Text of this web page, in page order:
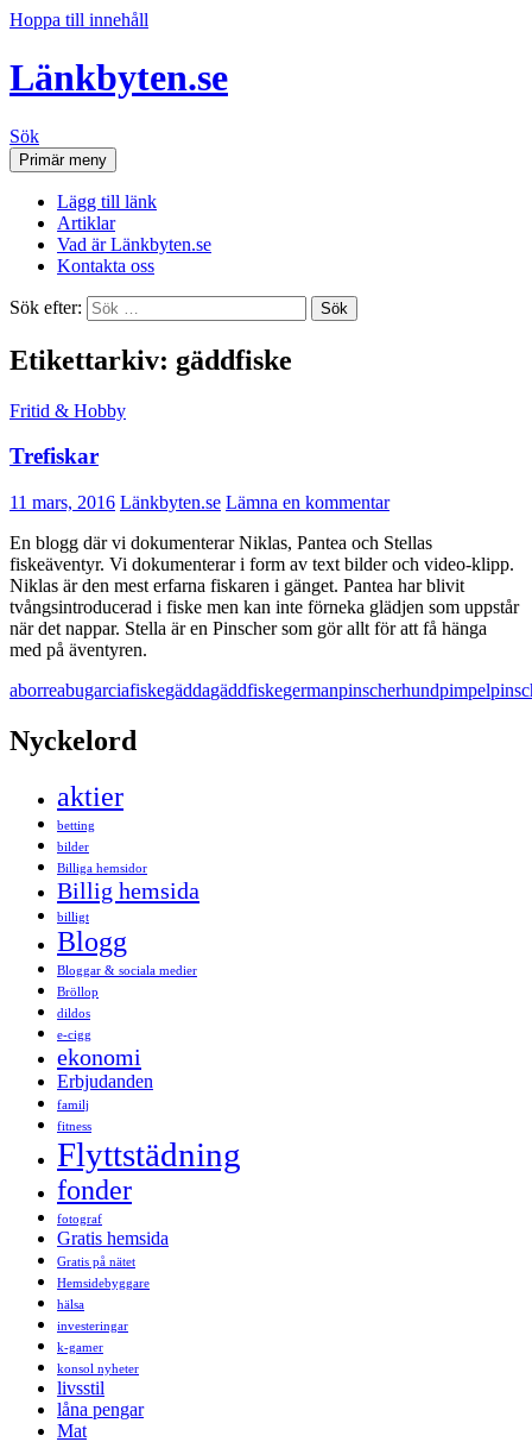
Hoppa till innehåll
Länkbyten.se
Sök
Primär meny
Lägg till länk
Artiklar
Vad är Länkbyten.se
Kontakta oss
Sök efter:
Etikettarkiv: gäddfiske
Fritid & Hobby
Trefiskar
11 mars, 2016 Länkbyten.se Lämna en kommentar
En blogg där vi dokumenterar Niklas, Pantea och Stellas
fiskeäventyr. Vi dokumenterar i form av text bilder och video-klipp.
Niklas är den mest erfarna fiskaren i gänget. Pantea har blivit
tvångsintroducerad i fiske men kan inte förneka glädjen som uppstår
när det nappar. Stella är en Pinscher som gör allt för att få hänga
med på äventyren.
aborreabugarciafiskegäddagäddfiskegermanpinscherhundpimpel
Nyckelord
aktier
betting
bilder
Billiga hemsidor
Billig hemsida
billigt
Blogg
Bloggar & sociala medier
Bröllop
dildos
e-cigg
ekonomi
Erbjudanden
familj
fitness
Flyttstädning
fonder
fotograf
Gratis hemsida
Gratis på nätet
Hemsidebyggare
hälsa
investeringar
k-gamer
konsol nyheter
livsstil
låna pengar
Mat